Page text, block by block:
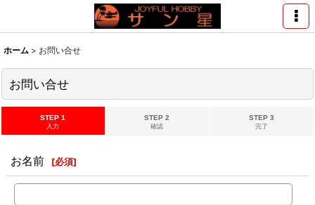
ホーム > お問い合せ
お問い合せ
STEP 1
入力
STEP 2
確認
STEP 3
完了
お名前 [必須]